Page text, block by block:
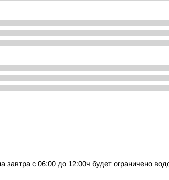
с 06:00 до 12:00ч будет ограничено